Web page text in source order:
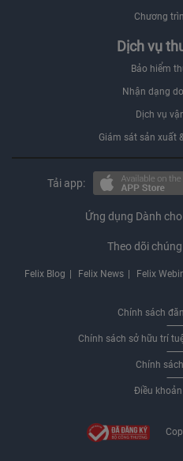
Chương
Dịch vụ
Bảo hiểm
Nhận dạng
Dịch vụ
Giám sát sản xuất
Tải app:
Ứng dụng Dành
Theo dõi
Felix Blog Felix News Felix
Chính sách
Chính sách sở hữu trí
Chính
Điều